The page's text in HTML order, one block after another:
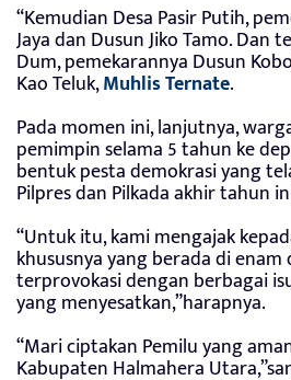
“Kemudian Desa Pasir Putih,
Jaya dan Dusun Jiko Tamo. Dan
Dum, pemekarannya Dusun
Kao Teluk,Muhlis Ternate.
Pada momen ini, lanjutnya,
pemimpin selama 5 tahun ke
bentuk pesta demokrasi yang
Pilpres dan Pilkada akhir tahun
“Untuk itu, kami mengajak
khususnya yang berada di enam
terprovokasi dengan berbagai
yang menyesatkan,”harapnya.
“Mari ciptakan Pemilu yang
Kabupaten Halmahera